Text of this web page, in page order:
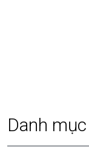
Danh mục